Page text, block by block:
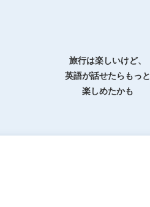
旅行は楽しいけど、
英語が話せたらもっと
楽しめたかも